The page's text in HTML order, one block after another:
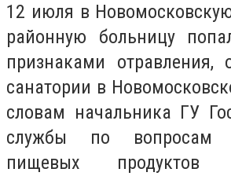
12 июля в
районную больницу
признаками отравления,
санатории в
словам начальника ГУ
службы по вопросам
пищевых